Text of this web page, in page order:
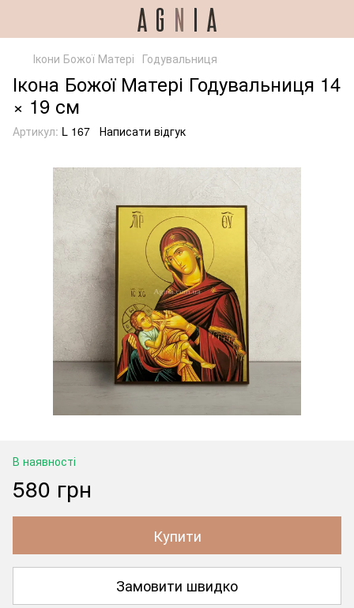
Ікони Божої Матері Годувальниця
Ікона Божої Матері Годувальниця 14
× 19 см
Артикул: L 167 Написати відгук
В наявності
580 грн
Купити
Замовити швидко